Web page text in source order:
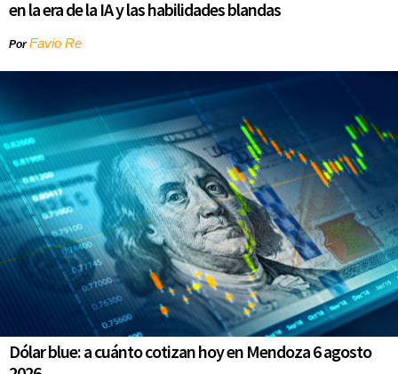
en la era de la IA y las habilidades blandas
PorFavio Re
Dólar blue: a cuánto cotizan hoy en Mendoza 6 agosto